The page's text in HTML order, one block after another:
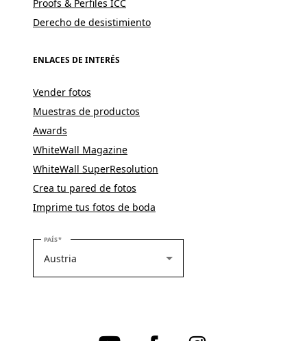
Proofs & Perfiles ICC
Derecho de desistimiento
ENLACES DE INTERÉS
Vender fotos
Muestras de productos
Awards
WhiteWall Magazine
WhiteWall SuperResolution
Crea tu pared de fotos
Imprime tus fotos de boda
PAÍSSELECCIONE SU PAÍS